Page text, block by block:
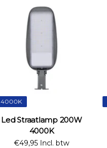
4000K
Led Straatlamp 200W
4000K
€49,95 Incl. btw